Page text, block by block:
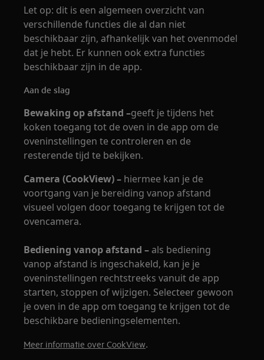
Let op: dit is een algemeen overzicht van
verschillende functies die al dan niet
beschikbaar zijn, afhankelijk van het ovenmodel
dat je hebt. Er kunnen ook extra functies
beschikbaar zijn in de app.
Aan de slag
Bewaking op afstand –geeft je tijdens het
koken toegang tot de oven in de app om de
oveninstellingen te controleren en de
resterende tijd te bekijken.
Camera (CookView) – hiermee kan je de
voortgang van je bereiding vanop afstand
visueel volgen door toegang te krijgen tot de
ovencamera.
Bediening vanop afstand –als bediening
vanop afstand is ingeschakeld, kan je je
oveninstellingen rechtstreeks vanuit de app
starten, stoppen of wijzigen. Selecteer gewoon
je oven in de app om toegang te krijgen tot de
beschikbare bedieningselementen.
Meer informatie over CookView.